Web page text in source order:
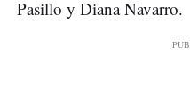
Pasillo y Diana Navarro.